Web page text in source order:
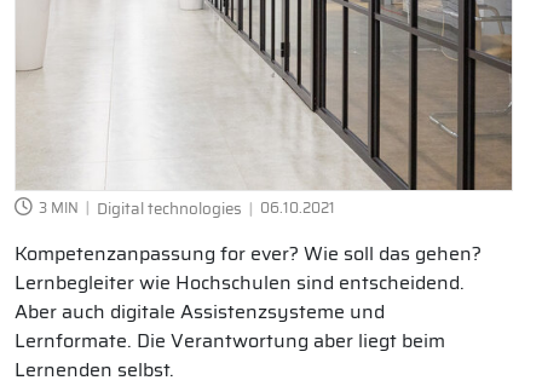
3 MIN Digital technologies 06.10.2021
Kompetenzanpassung for ever? Wie soll das gehen?
Lernbegleiter wie Hochschulen sind entscheidend.
Aber auch digitale Assistenzsysteme und
Lernformate. Die Verantwortung aber liegt beim
Lernenden selbst.